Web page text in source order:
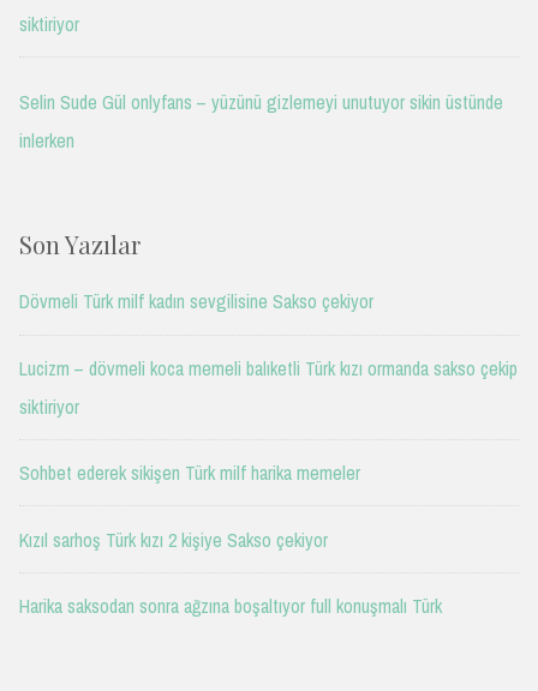
siktiriyor
Selin Sude Gül onlyfans – yüzünü gizlemeyi unutuyor sikin üstünde
inlerken
Son Yazılar
Dövmeli Türk milf kadın sevgilisine Sakso çekiyor
Lucizm – dövmeli koca memeli balıketli Türk kızı ormanda sakso çekip
siktiriyor
Sohbet ederek sikişen Türk milf harika memeler
Kızıl sarhoş Türk kızı 2 kişiye Sakso çekiyor
Harika saksodan sonra ağzına boşaltıyor full konuşmalı Türk